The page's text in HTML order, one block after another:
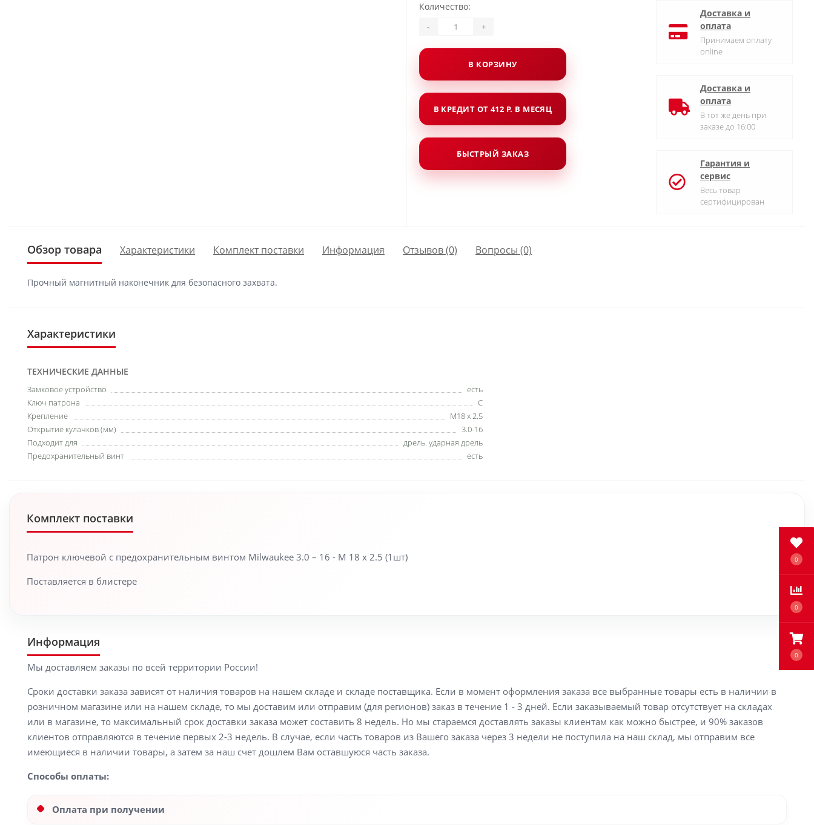
0
0
0
Количество:
- +
В КОРЗИНУ
В КРЕДИТ ОТ 412 Р. В МЕСЯЦ
БЫСТРЫЙ ЗАКАЗ
Доставка и
оплата
Принимаем оплату
online
Доставка и
оплата
В тот же день при
заказе до 16:00
Гарантия и
сервис
Весь товар
сертифицирован
Обзор товара Характеристики Комплект поставки Информация Отзывов (0) Вопросы (0)
Прочный магнитный наконечник для безопасного захвата.
Характеристики
ТЕХНИЧЕСКИЕ ДАННЫЕ
Замковое устройство
есть
Ключ патрона
С
Крепление
M18 x 2.5
Открытие кулачков (мм)
3.0-16
Подходит для
дрель. ударная дрель
Предохранительный винт
есть
Комплект поставки
Патрон ключевой с предохранительным винтом Milwaukee 3.0 – 16 - M 18 x 2.5 (1шт)
Поставляется в блистере
Информация
Мы доставляем заказы по всей территории России!
Сроки доставки заказа зависят от наличия товаров на нашем складе и складе поставщика. Если в момент оформления заказа все выбранные товары есть в наличии в
розничном магазине или на нашем складе, то мы доставим или отправим (для регионов) заказ в течение 1 - 3 дней. Если заказываемый товар отсутствует на складах
или в магазине, то максимальный срок доставки заказа может составить 8 недель. Но мы стараемся доставлять заказы клиентам как можно быстрее, и 90% заказов
клиентов отправляются в течение первых 2-3 недель. В случае, если часть товаров из Вашего заказа через 3 недели не поступила на наш склад, мы отправим все
имеющиеся в наличии товары, а затем за наш счет дошлем Вам оставшуюся часть заказа.
Способы оплаты:
Оплата при получении